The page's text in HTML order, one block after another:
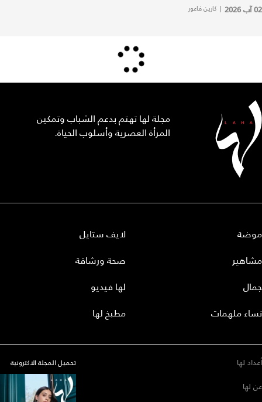
02 آب 2026 | كارين فاعور
مجلة لها تهتم بدعم الشباب وتمكين
المرأة العصرية وأسلوب الحياة.
موضة
مشاهير
جمال
نساء ملهمات
لايف ستايل
صحة ورشاقة
لها فيديو
مطبخ لها
أعداد لها
عن لها
تحميل المجلة الاكترونية